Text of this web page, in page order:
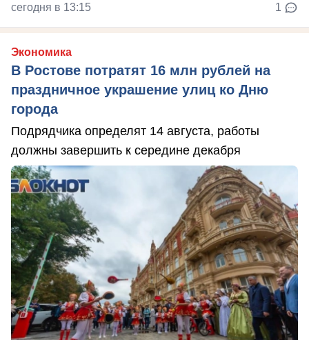
сегодня в 13:15 1
Экономика
В Ростове потратят 16 млн рублей на
праздничное украшение улиц ко Дню
города
Подрядчика определят 14 августа, работы
должны завершить к середине декабря